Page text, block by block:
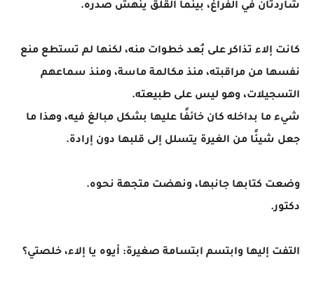
شاردتان في الفراغ، بينما القلق ينهش صدره.
كانت إلاء تذاكر على بُعد خطوات منه، لكنها لم تستطع منع
نفسها من مراقبته، منذ مكالمة ماسة، ومنذ سماعهم
التسجيلات، وهو ليس على طبيعته.
شيء ما بداخله كان خائفًا عليها بشكل مبالغ فيه، وهذا ما
جعل شيئًا من الغيرة يتسلل إلى قلبها دون إرادة.
وضعت كتابها جانبها، ونهضت متجهة نحوه.
دكتور.
التفت إليها وابتسم ابتسامة صغيرة: أيوه يا إلاء، خلصتي؟